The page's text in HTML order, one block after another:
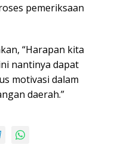
pemeriksaan
“Harapan kita
nantinya dapat
motivasi dalam
daerah.”